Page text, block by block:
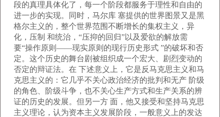
段的真理具体化了，每一个阶段都服务于理性和自由的
进一步的实现。同时，马尔库 塞提供的世界图景又是黑
格尔主义的，整个世界范围不断增长的集权主义，异
化，压制 和统治，“压抑的回归”以及爱欲的解放需
要“操作原则——现实原则的现行历史形式 ”的破坏和否
定。这个历史的舞台剧被组织成一个宏大、剧烈变动的
否定的辩证法。在 下述意义上，它是反马克思主义和马
克思主义的：它几乎不关心政治经济的批判和无产 阶级
的角色、阶级斗争，也不关心生产方式和生产关系的辨
证的历史的发展。但另一方 面，他又接受和坚持马克思
主义理论，认为资本主义发展阶段，一般意义上的发达